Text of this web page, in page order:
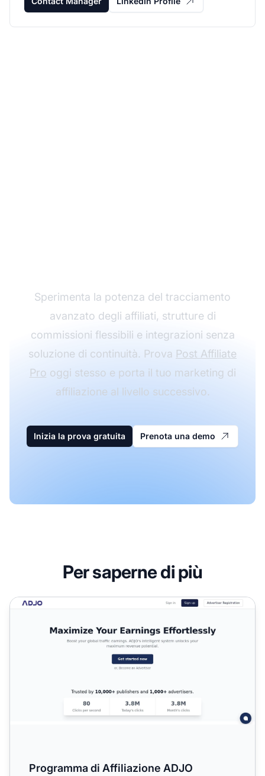
Sperimenta la potenza del tracciamento
avanzato degli affiliati, strutture di
commissioni flessibili e integrazioni senza
soluzione di continuità. Prova Post Affiliate
Pro oggi stesso e porta il tuo marketing di
affiliazione al livello successivo.
Inizia la prova gratuita Prenota una demo
Per saperne di più
Programma di Affiliazione ADJO
Programma di Affiliazione ADJO